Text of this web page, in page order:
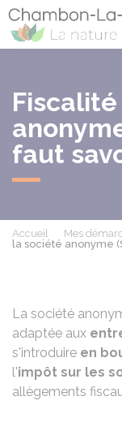
faut
Accueil Mes
la société anonyme
La société
adaptée aux
s'introduire en
l'impôt sur les
allègements